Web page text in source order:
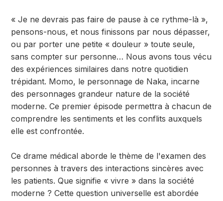
« Je ne devrais pas faire de pause à ce rythme-là »,
pensons-nous, et nous finissons par nous dépasser,
ou par porter une petite « douleur » toute seule,
sans compter sur personne… Nous avons tous vécu
des expériences similaires dans notre quotidien
trépidant. Momo, le personnage de Naka, incarne
des personnages grandeur nature de la société
moderne. Ce premier épisode permettra à chacun de
comprendre les sentiments et les conflits auxquels
elle est confrontée.
Ce drame médical aborde le thème de l'examen des
personnes à travers des interactions sincères avec
les patients. Que signifie « vivre » dans la société
moderne ? Cette question universelle est abordée